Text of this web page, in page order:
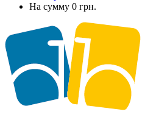
На сумму 0 грн.